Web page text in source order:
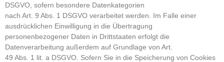
DSGVO, sofern besondere Datenkategorien
nach Art. 9 Abs. 1 DSGVO verarbeitet werden. Im Falle einer
ausdrücklichen Einwilligung in die Übertragung
personenbezogener Daten in Drittstaaten erfolgt die
Datenverarbeitung außerdem auf Grundlage von Art.
49 Abs. 1 lit. a DSGVO. Sofern Sie in die Speicherung von Cookies